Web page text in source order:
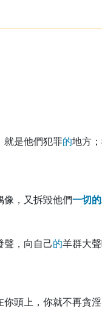
就是他們犯罪的地方
像，又拆毀他們一切的
，向自己的羊群大
你頭上，你就不再貪